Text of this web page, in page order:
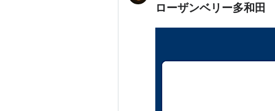
ローザンベリー多和